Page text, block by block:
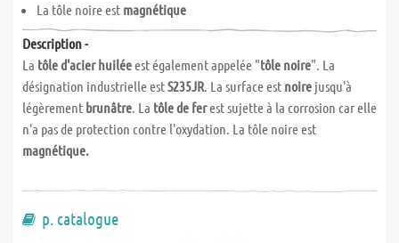
La tôle noire est magnétique
Description -
La tôle d'acier huiléeest également appelée "tôle noire". La
désignation industrielle estS235JR. La surface est noire jusqu'à
légèrement brunâtre. La tôle de ferest sujette à la corrosion car elle
n'a pas de protection contre l'oxydation. La tôle noire est
magnétique.
p. catalogue